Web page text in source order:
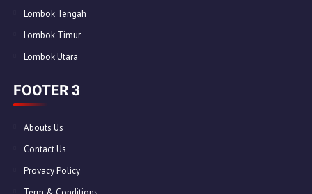
Lombok Tengah
Lombok Timur
Lombok Utara
FOOTER 3
Abouts Us
Contact Us
Provacy Policy